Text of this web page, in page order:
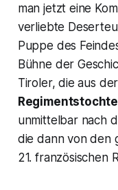
man jetzt eine
verliebte
Puppe des
Bühne der
Tiroler, die aus
unmittelbar nach
die dann von den
21. französischen